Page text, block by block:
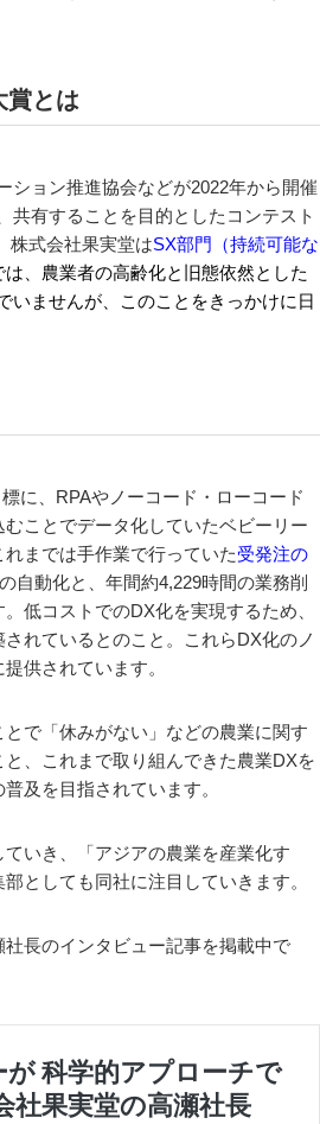
賞とは
ション推進協会などが2022年から開催
共有することを目的としたコンテスト
株式会社果実堂はSX部門（持続可能な
、農業者の高齢化と旧態依然とした
いませんが、このことをきっかけに日
に、RPAやノーコード・ローコード
ことでデータ化していたベビーリー
れまでは手作業で行っていた受発注の
自動化と、年間約4,229時間の業務削
低コストでのDX化を実現するため、
れているとのこと。これらDX化のノ
供されています。
で「休みがない」などの農業に関す
、これまで取り組んできた農業DXを
及を目指されています。
いき、「アジアの農業を産業化す
としても同社に注目していきます。
長のインタビュー記事を掲載中で